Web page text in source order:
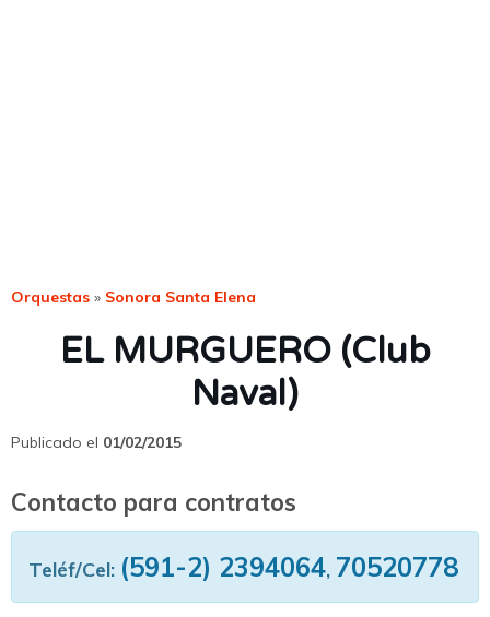
Orquestas » Sonora Santa Elena
EL MURGUERO (Club
Naval)
Publicado el 01/02/2015
Contacto para contratos
Teléf/Cel: (591-2) 2394064, 70520778